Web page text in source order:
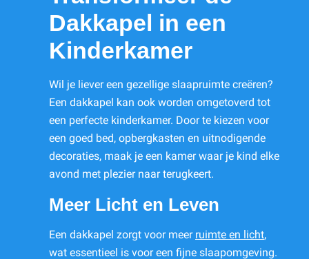
Dakkapel in een
Kinderkamer
Wil je liever een gezellige slaapruimte creëren?
Een dakkapel kan ook worden omgetoverd tot
een perfecte kinderkamer. Door te kiezen voor
een goed bed, opbergkasten en uitnodigende
decoraties, maak je een kamer waar je kind elke
avond met plezier naar terugkeert.
Meer Licht en Leven
Een dakkapel zorgt voor meer ruimte en licht,
wat essentieel is voor een fijne slaapomgeving.